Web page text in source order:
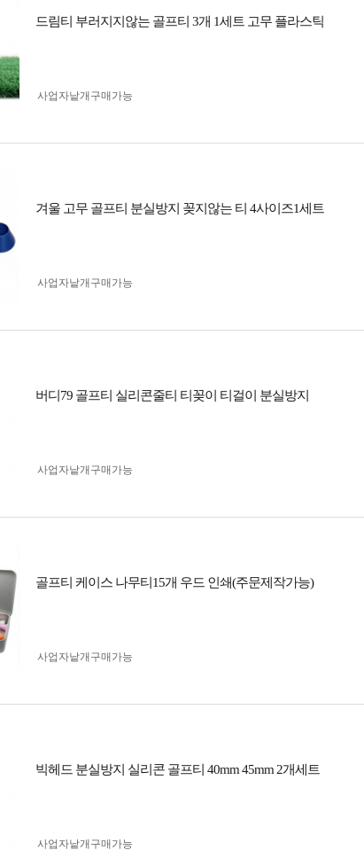
드림티 부러지지않는 골프티 3개 1세트 고무 플라스틱
사업자 낱개구매가능
겨울 고무 골프티 분실방지 꽂지않는 티 4사이즈1세트
사업자 낱개구매가능
버디79 골프티 실리콘줄티 티꽂이 티걸이 분실방지
사업자 낱개구매가능
골프티 케이스 나무티15개 우드 인쇄(주문제작가능)
사업자 낱개구매가능
빅헤드 분실방지 실리콘 골프티 40mm 45mm 2개세트
사업자 낱개구매가능